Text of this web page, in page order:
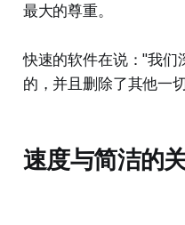
最大的尊重。
快速的软件在说："我们
的，并且删除了其他一
速度与简洁的